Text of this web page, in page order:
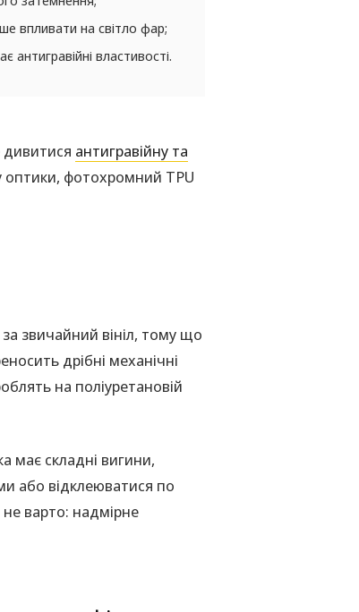
впливати на світло фар;
антигравійні властивості.
дивитися антигравійну та
оптики, фотохромний TPU
звичайний вініл, тому що
дрібні механічні
на поліуретановій
має складні вигини,
або відклеюватися по
варто: надмірне